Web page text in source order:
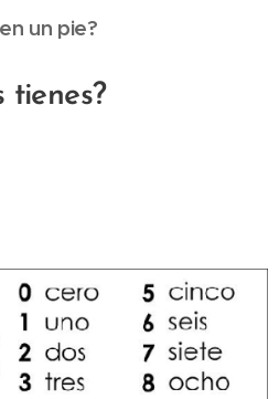
un pie?
tienes?